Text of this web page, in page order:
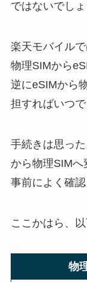
ではないでしょ
楽天モバイル
物理SIMから
逆にeSIMから
担すればいつで
手続きは思っ
から物理SIM
事前によく確認
ここかはら、
物